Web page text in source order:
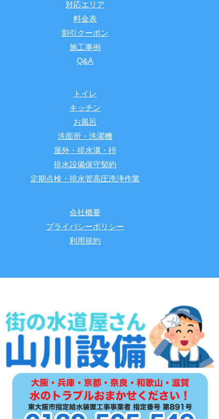
対応エリア
料金表
割引クーポン
施工事例
Q&A
トイレ
キッチン
お風呂
洗面所・洗濯機
屋外・排水溝・枡
排水設備保守契約
定期点検・排水管高圧洗浄作業
会社概要
プライバシーポリシー
利用規約